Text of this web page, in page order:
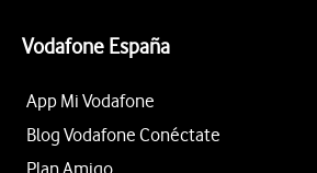
Vodafone España
App Mi Vodafone
Blog Vodafone Conéctate
Plan Amigo